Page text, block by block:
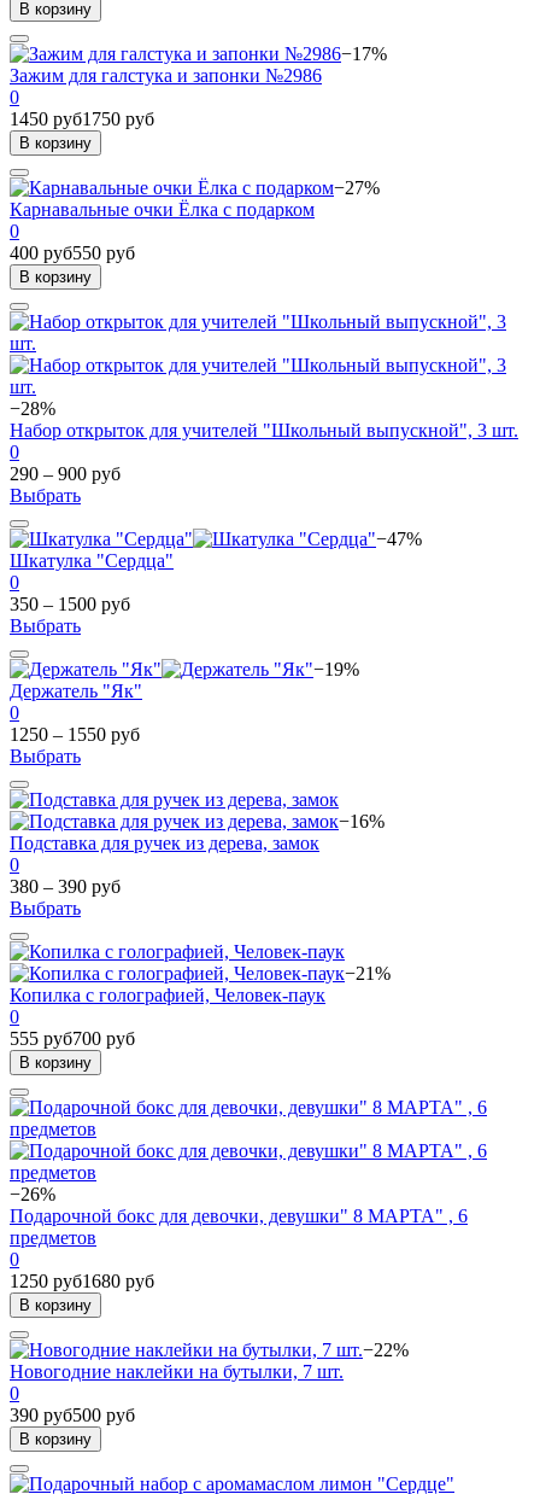
В корзину
−17%
Зажим для галстука и запонки №2986
0
1450 руб1750 руб
В корзину
−27%
Карнавальные очки Ёлка с подарком
0
400 руб550 руб
В корзину
−28%
Набор открыток для учителей "Школьный выпускной", 3 шт.
0
290 – 900 руб
Выбрать
−47%
Шкатулка "Сердца"
0
350 – 1500 руб
Выбрать
−19%
Держатель "Як"
0
1250 – 1550 руб
Выбрать
−16%
Подставка для ручек из дерева, замок
0
380 – 390 руб
Выбрать
−21%
Копилка с голографией, Человек-паук
0
555 руб700 руб
В корзину
−26%
Подарочной бокс для девочки, девушки" 8 МАРТА" , 6
предметов
0
1250 руб1680 руб
В корзину
−22%
Новогодние наклейки на бутылки, 7 шт.
0
390 руб500 руб
В корзину